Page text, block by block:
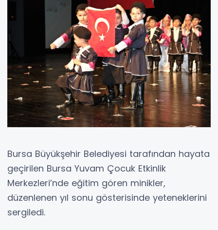
Bursa Büyükşehir Belediyesi tarafından hayata
geçirilen Bursa Yuvam Çocuk Etkinlik
Merkezleri’nde eğitim gören minikler,
düzenlenen yıl sonu gösterisinde yeteneklerini
sergiledi.